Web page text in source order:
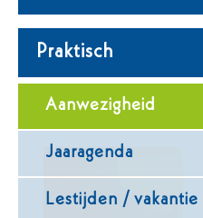
Praktisch
Aanwezigheid
Jaaragenda
Lestijden / vakantie